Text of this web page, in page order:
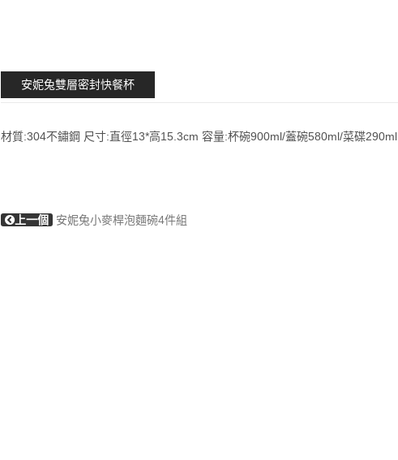
安妮兔雙層密封快餐杯
材質:304不鏽鋼 尺寸:直徑13*高15.3cm 容量:杯碗900ml/蓋碗580ml/菜碟290ml
上一個 安妮兔小麥桿泡麵碗4件組